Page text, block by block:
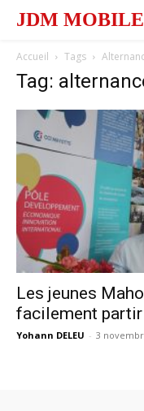
JDM MOBILE
Accueil Tags
Tag:
Les jeunes
facilement partir
Yohann DELEU - 3